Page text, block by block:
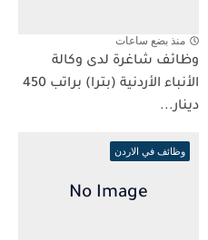
منذ بضع ساعات
وظائف شاغرة لدى وكالة
الأنباء الأردنية (بترا) براتب 450
دينار...
وظائف في الاردن